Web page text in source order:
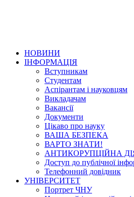
НОВИНИ
ІНФОРМАЦІЯ
Вступникам
Студентам
Аспірантам і науковцям
Викладачам
Вакансії
Документи
Цікаво про науку
ВАША БЕЗПЕКА
ВАРТО ЗНАТИ!
АНТИКОРУПЦІЙНА
Доступ до публічної
Телефонний довідник
УНІВЕРСИТЕТ
Портрет ЧНУ